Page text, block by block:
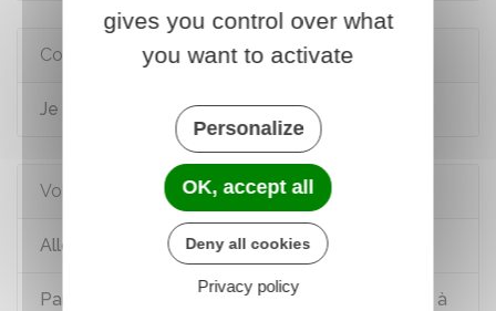
Comment faire si...
Je suis en situation de handicap
Voir aussi
Allocations et aides aux personnes âgées
Particulier employeur : aide à domicile (services à
gives you control over what
you want to activate
Personalize
OK, accept all
Deny all cookies
Privacy policy